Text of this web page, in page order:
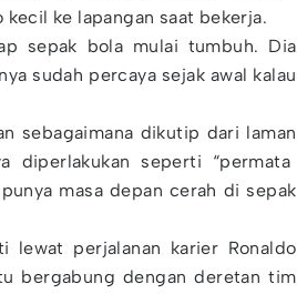
ke lapangan saat bekerja.
sepak bola mulai tumbuh. Dia
sudah percaya sejak awal kalau
sebagaimana dikutip dari laman
diperlakukan seperti “permata
masa depan cerah di sepak
lewat perjalanan karier Ronaldo
bergabung dengan deretan tim